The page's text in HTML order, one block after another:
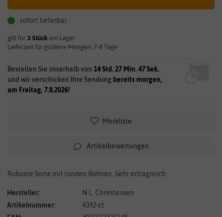
sofort lieferbar
gilt für 3 Stück am Lager.
Lieferzeit für größere Mengen: 7-8 Tage
Bestellen Sie innerhalb von 14 Std. 27 Min. 47 Sek.
und wir verschicken Ihre Sendung bereits morgen,
am Freitag, 7.8.2026!
Merkliste
Artikelbewertungen
Robuste Sorte mit runden Bohnen, Sehr ertragreich
Hersteller:
N.L. Chrestensen
Artikelnummer:
4392-ct